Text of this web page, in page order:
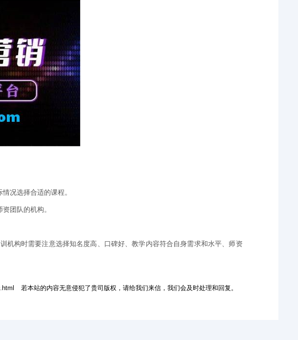
况选择合适的课程。
团队的机构。
机构时需要注意选择知名度高、口碑好、教学内容符合自身需求和水平、师资
若本站的内容无意侵犯了贵司版权，请给我们来信，我们会及时处理和回复。